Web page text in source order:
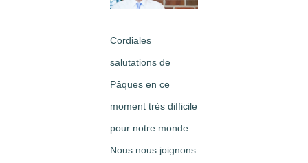
Cordiales
salutations de
Pâques en ce
moment très difficile
pour notre monde.
Nous nous joignons